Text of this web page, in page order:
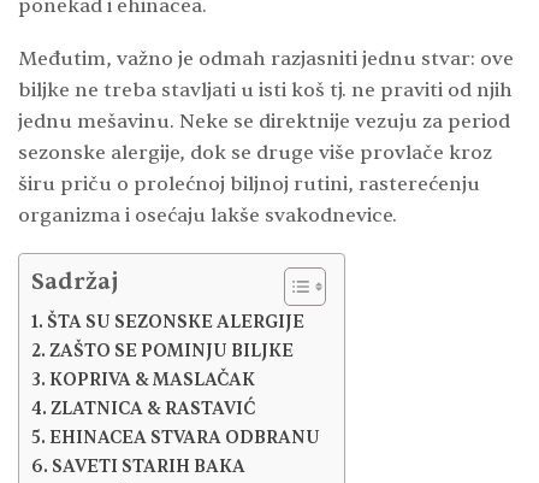
ponekad i ehinacea.
Međutim, važno je odmah razjasniti jednu stvar: ove
biljke ne treba stavljati u isti koš tj. ne praviti od njih
jednu mešavinu. Neke se direktnije vezuju za period
sezonske alergije, dok se druge više provlače kroz
širu priču o prolećnoj biljnoj rutini, rasterećenju
organizma i osećaju lakše svakodnevice.
Sadržaj
ŠTA SU SEZONSKE ALERGIJE
ZAŠTO SE POMINJU BILJKE
KOPRIVA & MASLAČAK
ZLATNICA & RASTAVIĆ
EHINACEA STVARA ODBRANU
SAVETI STARIH BAKA